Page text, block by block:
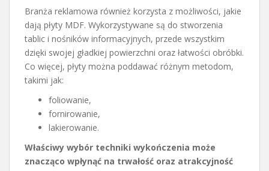
Branża reklamowa również korzysta z możliwości, jakie
dają płyty MDF. Wykorzystywane są do stworzenia
tablic i nośników informacyjnych, przede wszystkim
dzięki swojej gładkiej powierzchni oraz łatwości obróbki.
Co więcej, płyty można poddawać różnym metodom,
takimi jak:
foliowanie,
fornirowanie,
lakierowanie.
Właściwy wybór techniki wykończenia może
znacząco wpłynąć na trwałość oraz atrakcyjność